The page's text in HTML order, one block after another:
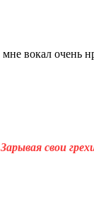
мне вокал очень
Зарывая свои